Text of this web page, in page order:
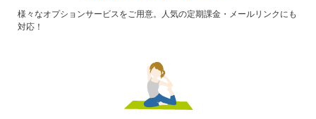
様々なオプションサービスをご用意。人気の定期課金・メールリンクにも
対応！